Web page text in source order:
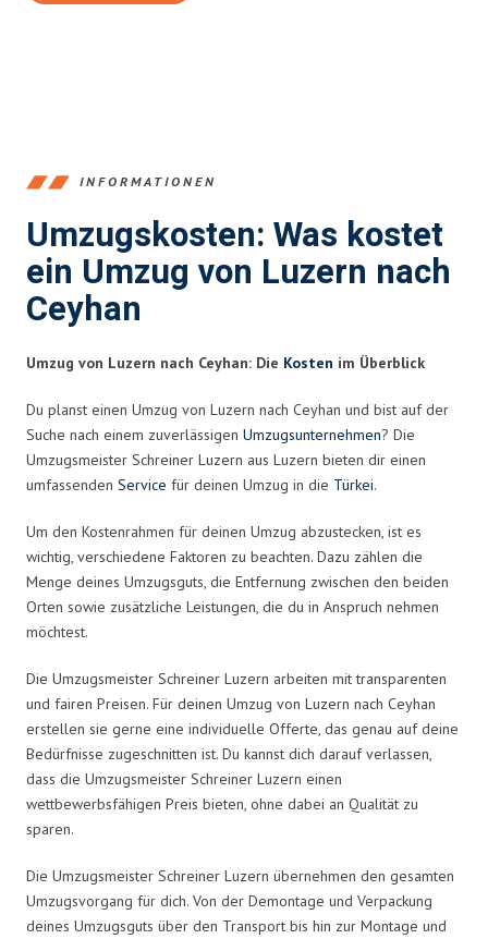
INFORMATIONEN
Umzugskosten: Was kostet
ein Umzug von Luzern nach
Ceyhan
Umzug von Luzern nach Ceyhan: Die Kosten im Überblick
Du planst einen Umzug von Luzern nach Ceyhan und bist auf der
Suche nach einem zuverlässigen Umzugsunternehmen? Die
Umzugsmeister Schreiner Luzern aus Luzern bieten dir einen
umfassenden Service für deinen Umzug in die Türkei.
Um den Kostenrahmen für deinen Umzug abzustecken, ist es
wichtig, verschiedene Faktoren zu beachten. Dazu zählen die
Menge deines Umzugsguts, die Entfernung zwischen den beiden
Orten sowie zusätzliche Leistungen, die du in Anspruch nehmen
möchtest.
Die Umzugsmeister Schreiner Luzern arbeiten mit transparenten
und fairen Preisen. Für deinen Umzug von Luzern nach Ceyhan
erstellen sie gerne eine individuelle Offerte, das genau auf deine
Bedürfnisse zugeschnitten ist. Du kannst dich darauf verlassen,
dass die Umzugsmeister Schreiner Luzern einen
wettbewerbsfähigen Preis bieten, ohne dabei an Qualität zu
sparen.
Die Umzugsmeister Schreiner Luzern übernehmen den gesamten
Umzugsvorgang für dich. Von der Demontage und Verpackung
deines Umzugsguts über den Transport bis hin zur Montage und